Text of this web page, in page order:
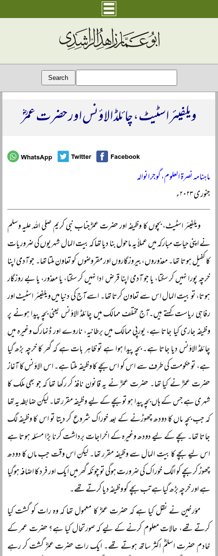
ویلفیئر اسٹیٹ، چائلڈ الاؤنس اور حضرت عمرؓ
ماہنامہ نصرۃ العلوم، گوجرانوالہ
جنوری ۲۰۲۳ء
ویلفیئر اسٹیٹ، بچوں کا وظیفہ اور حضرت عمرؓجناب نبی کریم صلی اللہ علیہ وسلم
نے اپنی حیاتِ مبارکہ میں عملاً یہ ماحول بنا دیا تھا کہ بیت المال شہریوں کی ضروریات
کا کفیل ہوتا تھا۔ معذوروں، بیروزگاروں اور مقروضوں کو تعاون ملتا تھا۔ جو آدمی اپنا
خرچہ پورا نہیں کر سکتا، یا جو آدمی اپنا قرض ادا نہیں کر سکتا، یا معذور، یا بے روزگار
ہوتا، تو بیت المال اس سے تعاون کرتا تھا۔ اسے آج کی دنیا میں ویلفیئر اسٹیٹ اور
رفاہی ریاست کہتے ہیں۔آج مختلف ممالک میں چائلڈ الاؤنس یعنی بچہ پیدا ہونے پر
وظیفہ جاری کیا جاتا ہے، یورپی ممالک میں برطانیہ، ناروے اور ڈنمارک وغیرہ میں
چائلڈ الاؤنس دیا جاتا ہے۔ بچہ پیدا ہوا ہے تو ظاہر بات ہے کہ گھر کا خرچہ بڑھ گیا
ہے، تو حکومت کی طرف سے اس کو اس بچے کا وظیفہ ملتا ہے۔ اس الاؤنس کا آغاز
حضرت عمرؓ نے کیا تھا۔ حضرت عمرؓ نے یہ قانون نافذ کر رکھا تھا کہ جو بھی ملک کا
شہری ہے جس کے ہاں بچہ پیدا ہو تو بچے کے لیے وظیفہ مقرر تھا۔ لیکن ضابطہ یہ تھا
کہ جب بچہ ماں کا دودھ چھوڑنے کے بعد خوراک شروع کر دیتا تو اس کا وظیفہ لگ
جاتا تھا۔ بچے کے لیے دودھ وغیرہ کے اخراجات برداشت کرنا بڑا مسئلہ ہوتا ہے
اس لیے بچے کا بیت المال سے وظیفہ مقرر تھا۔ لیکن اس وقت جب ماں کا دودھ
چھوڑ کر بچے کو الگ خوراک کی ضرورت ہوگی تو چونکہ گھر میں ایک اور فرد کا اضافہ ہوگیا
ہے اور خرچہ بڑھ گیا ہے تب بچے کو وظیفہ دیا کرتے تھے۔
مؤرخین نے نقل کیا ہے کہ حضرت عمرؓ کا معمول تھا کہ وہ رات کو گشت کیا
کرتے تھے، حالات معلوم کرنے کے لیے کہ صورتحال کیا ہے؟ حضرت عمر کے
خادم حضرت اسلمؓ اکثر ساتھ ہوتے تھے۔ ایک رات حضرت عمرؓ گشت کر رہے